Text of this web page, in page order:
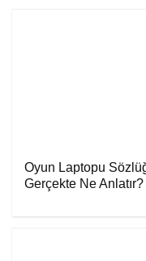
Oyun Laptopu
Gerçekte Ne Anlatır?